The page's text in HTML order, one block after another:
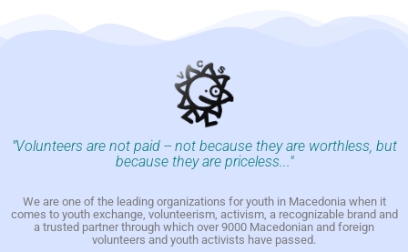
"Volunteers are not paid -- not because they are worthless, but
because they are priceless..."
We are one of the leading organizations for youth in Macedonia when it
comes to youth exchange, volunteerism, activism, a recognizable brand and
a trusted partner through which over 9000 Macedonian and foreign
volunteers and youth activists have passed.